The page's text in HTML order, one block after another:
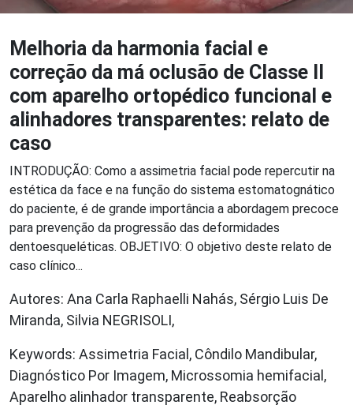
Melhoria da harmonia facial e
correção da má oclusão de Classe II
com aparelho ortopédico funcional e
alinhadores transparentes: relato de
caso
INTRODUÇÃO: Como a assimetria facial pode repercutir na
estética da face e na função do sistema estomatognático
do paciente, é de grande importância a abordagem precoce
para prevenção da progressão das deformidades
dentoesqueléticas. OBJETIVO: O objetivo deste relato de
caso clínico...
Autores: Ana Carla Raphaelli Nahás, Sérgio Luis De
Miranda, Silvia NEGRISOLI,
Keywords: Assimetria Facial, Côndilo Mandibular,
Diagnóstico Por Imagem, Microssomia hemifacial,
Aparelho alinhador transparente, Reabsorção